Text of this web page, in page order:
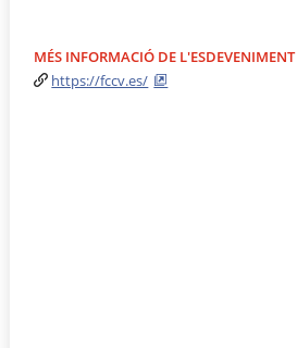
MÉS INFORMACIÓ DE L'ESDEVENIMENT
https://fccv.es/